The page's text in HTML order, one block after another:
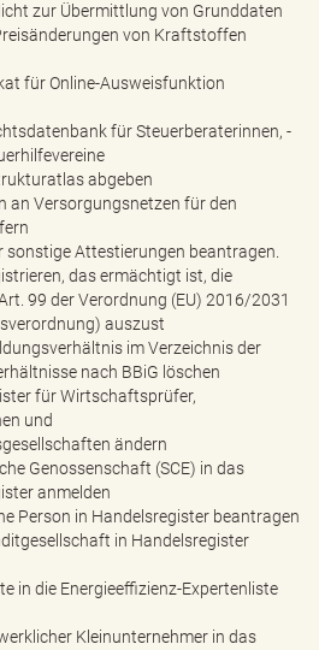
zur Übermittlung von Grunddaten
von Kraftstoffen
für Online-Ausweisfunktion
für Steuerberaterinnen, -
abgeben
an Versorgungsnetzen für den
sonstige Attestierungen beantragen.
das ermächtigt ist, die
99 der Verordnung (EU) 2016/2031
auszust
im Verzeichnis der
nach BBiG löschen
für Wirtschaftsprüfer,
und
ändern
Genossenschaft (SCE) in das
anmelden
Person in Handelsregister beantragen
in Handelsregister
in die Energieeffizienz-Expertenliste
Kleinunternehmer in das